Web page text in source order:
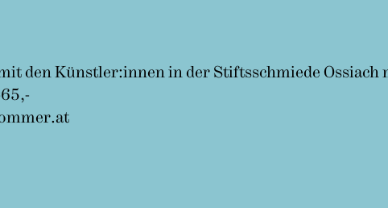
den Künstler:innen in der Stiftsschmiede Ossiach